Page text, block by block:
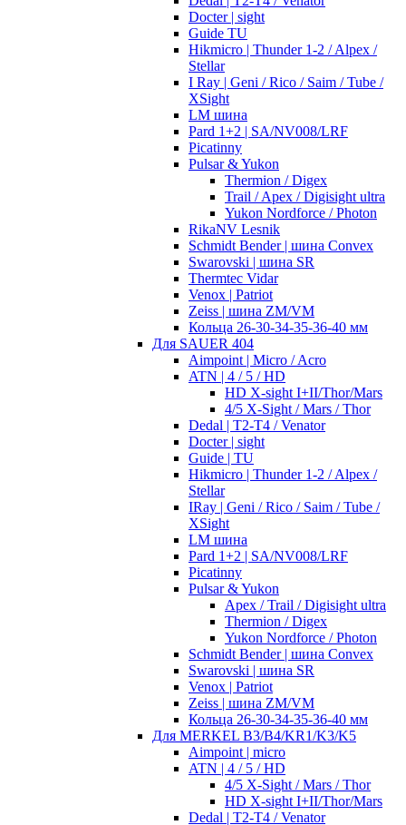
Docter | sight
Guide TU
Hikmicro | Thunder 1-2 / Alpex /
Stellar
I Ray | Geni / Rico / Saim / Tube /
XSight
LM шина
Pard 1+2 | SA/NV008/LRF
Picatinny
Pulsar & Yukon
Thermion / Digex
Trail / Apex / Digisight ultra
Yukon Nordforce / Photon
RikaNV Lesnik
Schmidt Bender | шина Convex
Swarovski | шина SR
Thermtec Vidar
Venox | Patriot
Zeiss | шина ZM/VM
Кольца 26-30-34-35-36-40 мм
Для SAUER 404
Aimpoint | Micro / Acro
ATN | 4 / 5 / HD
HD X-sight I+II/Thor/Mars
4/5 X-Sight / Mars / Thor
Dedal | T2-T4 / Venator
Docter | sight
Guide | TU
Hikmicro | Thunder 1-2 / Alpex /
Stellar
IRay | Geni / Rico / Saim / Tube /
XSight
LM шина
Pard 1+2 | SA/NV008/LRF
Picatinny
Pulsar & Yukon
Apex / Trail / Digisight ultra
Thermion / Digex
Yukon Nordforce / Photon
Schmidt Bender | шина Convex
Swarovski | шина SR
Venox | Patriot
Zeiss | шина ZM/VM
Кольца 26-30-34-35-36-40 мм
Для MERKEL B3/B4/KR1/K3/K5
Aimpoint | micro
ATN | 4 / 5 / HD
4/5 X-Sight / Mars / Thor
HD X-sight I+II/Thor/Mars
Dedal | T2-T4 / Venator